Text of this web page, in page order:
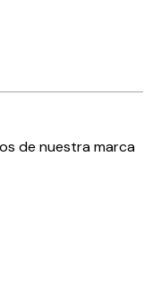
de nuestra marca